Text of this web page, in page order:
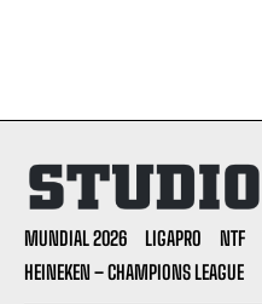
MUNDIAL 2026 LIGAPRO NTF
HEINEKEN – CHAMPIONS LEAGUE